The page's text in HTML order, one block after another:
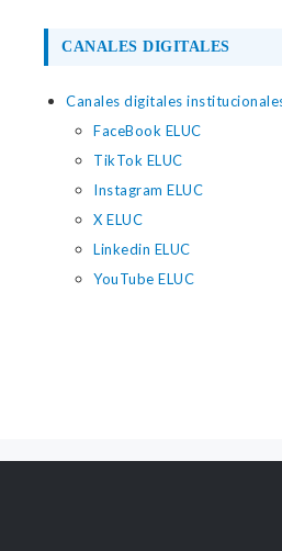
CANALES DIGITALES
Canales digitales
FaceBook ELUC
TikTok ELUC
Instagram ELUC
X ELUC
Linkedin ELUC
YouTube ELUC